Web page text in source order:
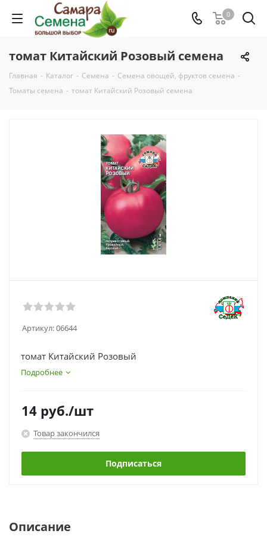
0
томат Китайский Розовый семена
Главная - Каталог - Семена - Семена овощей, фруктов семена -
Томаты семена - томат Китайский Розовый семена
Артикул:06644
томат Китайский Розовый
Подробнее
14 руб./шт
Товар закончился
Подписаться
Описание